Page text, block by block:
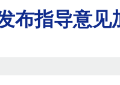
指导意见